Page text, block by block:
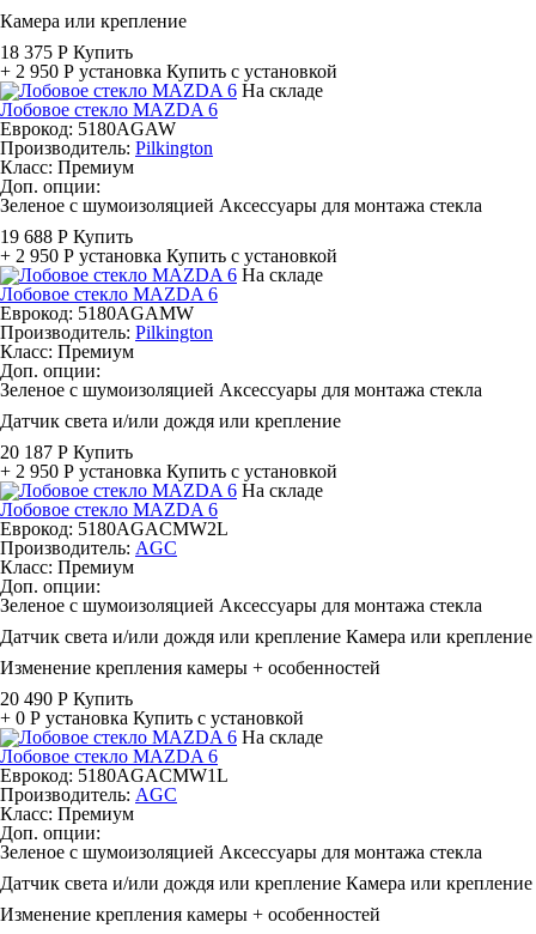
Камера или крепление
18 375 Р Купить
+ 2 950 Р установка Купить с установкой
На складе
Лобовое стекло MAZDA 6
Еврокод: 5180AGAW
Производитель: Pilkington
Класс: Премиум
Доп. опции:
Зеленое с шумоизоляцией Аксессуары для монтажа стекла
19 688 Р Купить
+ 2 950 Р установка Купить с установкой
На складе
Лобовое стекло MAZDA 6
Еврокод: 5180AGAMW
Производитель: Pilkington
Класс: Премиум
Доп. опции:
Зеленое с шумоизоляцией Аксессуары для монтажа стекла
Датчик света и/или дождя или крепление
20 187 Р Купить
+ 2 950 Р установка Купить с установкой
На складе
Лобовое стекло MAZDA 6
Еврокод: 5180AGACMW2L
Производитель: AGC
Класс: Премиум
Доп. опции:
Зеленое с шумоизоляцией Аксессуары для монтажа стекла
Датчик света и/или дождя или крепление Камера или крепление
Изменение крепления камеры + особенностей
20 490 Р Купить
+ 0 Р установка Купить с установкой
На складе
Лобовое стекло MAZDA 6
Еврокод: 5180AGACMW1L
Производитель: AGC
Класс: Премиум
Доп. опции:
Зеленое с шумоизоляцией Аксессуары для монтажа стекла
Датчик света и/или дождя или крепление Камера или крепление
Изменение крепления камеры + особенностей